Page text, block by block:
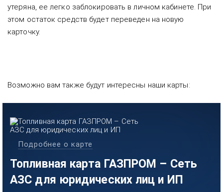
утеряна, ее легко заблокировать в личном кабинете. При
этом остаток средств будет переведен на новую
карточку.
Возможно вам также будут интересны наши карты:
Топливная карта ГАЗПРОМ – Сеть
АЗС для юридических лиц и ИП
Подробнее о карте